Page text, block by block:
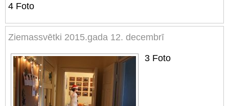
4 Foto
Ziemassvētki 2015.gada 12. decembrī
3 Foto